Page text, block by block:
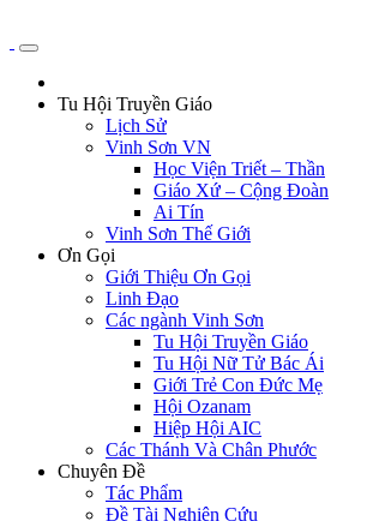
Tu Hội Truyền Giáo
Lịch Sử
Vinh Sơn VN
Học Viện Triết – Thần
Giáo Xứ – Cộng Đoàn
Ai Tín
Vinh Sơn Thế Giới
Ơn Gọi
Giới Thiệu Ơn Gọi
Linh Đạo
Các ngành Vinh Sơn
Tu Hội Truyền Giáo
Tu Hội Nữ Tử Bác Ái
Giới Trẻ Con Đức Mẹ
Hội Ozanam
Hiệp Hội AIC
Các Thánh Và Chân Phước
Chuyên Đề
Tác Phẩm
Đề Tài Nghiên Cứu